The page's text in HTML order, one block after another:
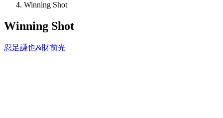
Winning Shot
Winning Shot
忍足謙也&財前光